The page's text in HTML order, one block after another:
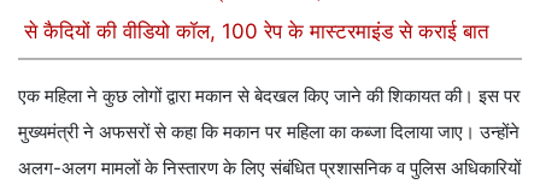
से कैदियों की वीडियो कॉल, 100 रेप के मास्टरमाइंड से कराई बात
एक महिला ने कुछ लोगों द्वारा मकान से बेदखल किए जाने की शिकायत की। इस पर
मुख्यमंत्री ने अफसरों से कहा कि मकान पर महिला का कब्जा दिलाया जाए। उन्होंने
अलग-अलग मामलों के निस्तारण के लिए संबंधित प्रशासनिक व पुलिस अधिकारियों